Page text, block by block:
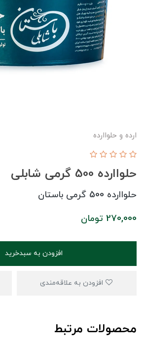
ارده و حلواارده
حلواارده 500 گرمی شابلی
حلواارده 500 گرمی باستان
270,000 تومان
افزودن به سبدخرید
محصولات مرتبط